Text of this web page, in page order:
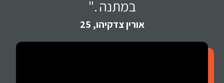
במתנה ."
אורין צדקיהו, 25